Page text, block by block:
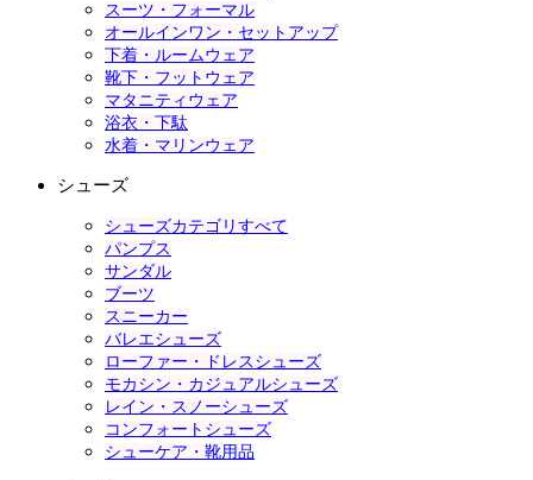
スーツ・フォーマル
オールインワン・セットアップ
下着・ルームウェア
靴下・フットウェア
マタニティウェア
浴衣・下駄
水着・マリンウェア
シューズ
シューズカテゴリすべて
パンプス
サンダル
ブーツ
スニーカー
バレエシューズ
ローファー・ドレスシューズ
モカシン・カジュアルシューズ
レイン・スノーシューズ
コンフォートシューズ
シューケア・靴用品